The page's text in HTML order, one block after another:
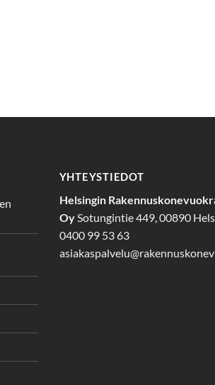
YHTEYSTIEDOT
Helsingin
OySotungintie 449, 00890
0400 99 53 63